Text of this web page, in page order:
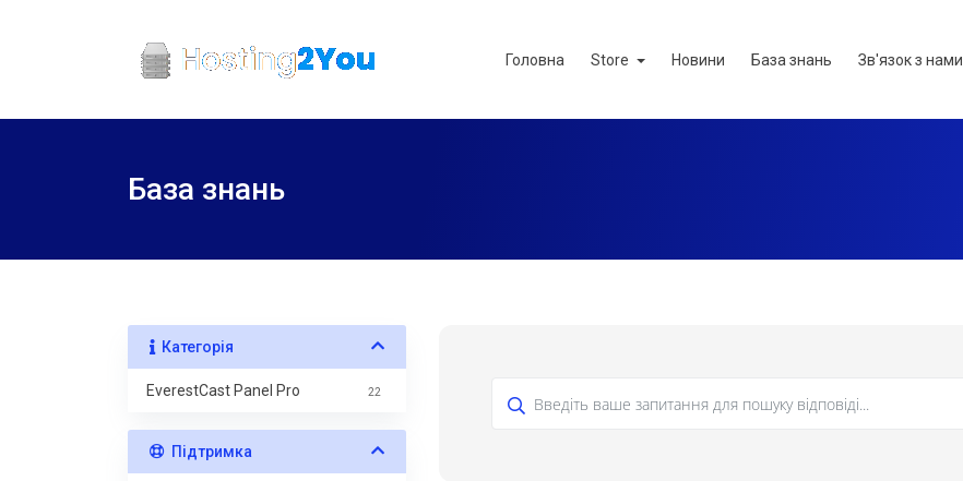
Головна Store Новини База знань Зв'язок з нами
База знань
Категорія
EverestCast Panel Pro 22
Підтримка